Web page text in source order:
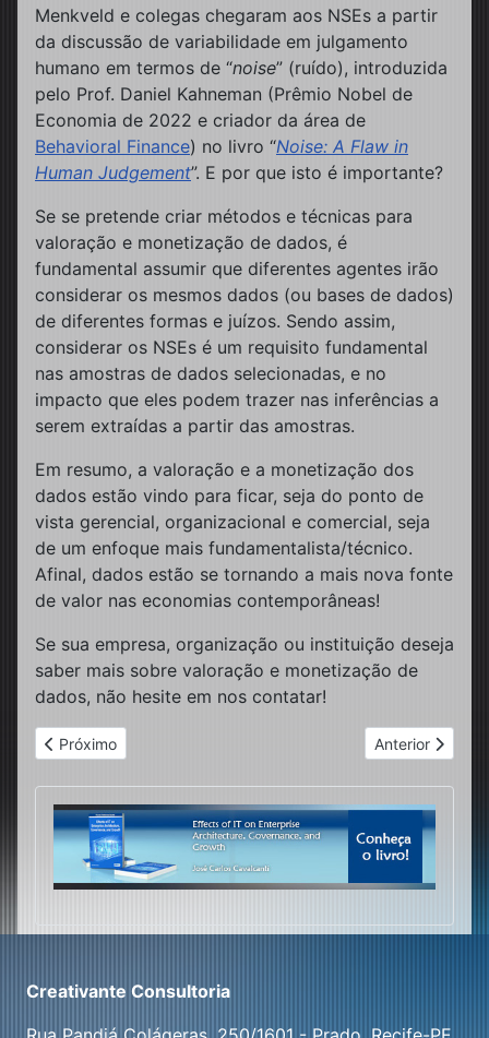
Menkveld e colegas chegaram aos NSEs a partir
da discussão de variabilidade em julgamento
humano em termos de “noise” (ruído), introduzida
pelo Prof. Daniel Kahneman (Prêmio Nobel de
Economia de 2022 e criador da área de
Behavioral Finance) no livro “Noise: A Flaw in
Human Judgement”. E por que isto é importante?
Se se pretende criar métodos e técnicas para
valoração e monetização de dados, é
fundamental assumir que diferentes agentes irão
considerar os mesmos dados (ou bases de dados)
de diferentes formas e juízos. Sendo assim,
considerar os NSEs é um requisito fundamental
nas amostras de dados selecionadas, e no
impacto que eles podem trazer nas inferências a
serem extraídas a partir das amostras.
Em resumo, a valoração e a monetização dos
dados estão vindo para ficar, seja do ponto de
vista gerencial, organizacional e comercial, seja
de um enfoque mais fundamentalista/técnico.
Afinal, dados estão se tornando a mais nova fonte
de valor nas economias contemporâneas!
Se sua empresa, organização ou instituição deseja
saber mais sobre valoração e monetização de
dados, não hesite em nos contatar!
Artigo anterior: Carta Creativante 2023/2024
Próximo Próximo artigo:
Anterior
Creativante Consultoria